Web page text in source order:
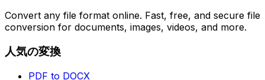
Convert any file format online. Fast, free, and secure file
conversion for documents, images, videos, and more.
人気の変換
PDF to DOCX